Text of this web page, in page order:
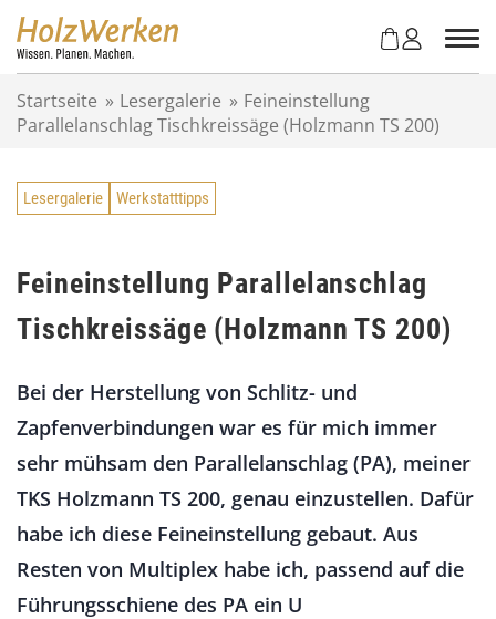
Startseite » Lesergalerie » Feineinstellung
Parallelanschlag Tischkreissäge (Holzmann TS 200)
Lesergalerie Werkstatttipps
Feineinstellung Parallelanschlag
Tischkreissäge (Holzmann TS 200)
Bei der Herstellung von Schlitz- und
Zapfenverbindungen war es für mich immer
sehr mühsam den Parallelanschlag (PA), meiner
TKS Holzmann TS 200, genau einzustellen. Dafür
habe ich diese Feineinstellung gebaut. Aus
Resten von Multiplex habe ich, passend auf die
Führungsschiene des PA ein U